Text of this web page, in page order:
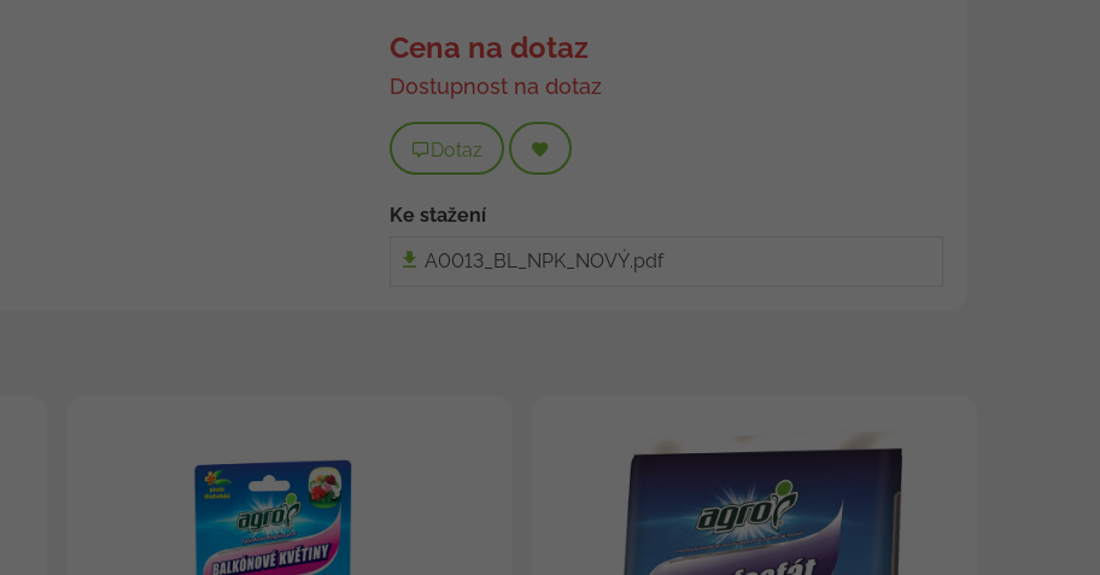
Cena na dotaz
Dostupnost na dotaz
Dotaz
Ke stažení
A0013_BL_NPK_NOVÝ.pdf